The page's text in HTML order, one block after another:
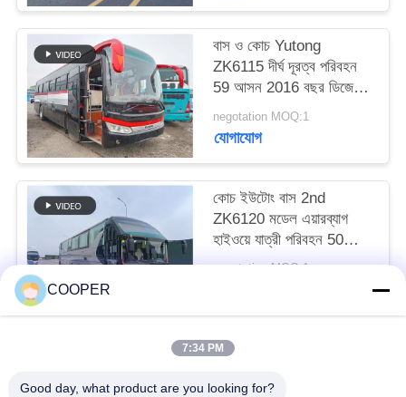
বাস ও কোচ Yutong
ZK6115 দীর্ঘ দূরত্ব পরিবহন
59 আসন 2016 বছর ডিজেল
বিন্যাস LHD
negotation MOQ:1
যোগাযোগ
কোচ ইউটোং বাস 2nd
ZK6120 মডেল এয়ারব্যাগ
হাইওয়ে যাত্রী পরিবহন 50
আসন 2021 বছর হজ যানবাহন
negotation MOQ:1
COOPER
7:34 PM
Good day, what product are you looking for?